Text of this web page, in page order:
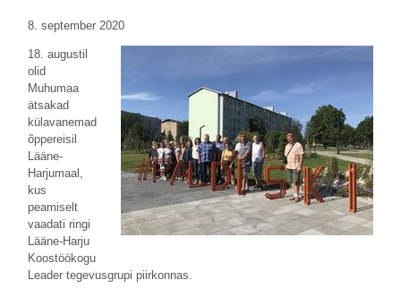
8. september 2020
18. augustil
olid
Muhumaa
ätsakad
külavanemad
õppereisil
Lääne-
Harjumaal,
kus
peamiselt
vaadati ringi
Lääne-Harju
Koostöökogu
Leader tegevusgrupi piirkonnas.